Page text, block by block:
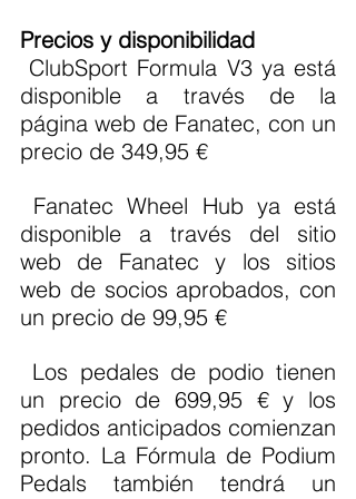
Precios y disponibilidad
disponible a través de la
página web de Fanatec, con un
precio de 349,95 €
disponible a través del sitio
web de Fanatec y los sitios
web de socios aprobados, con
un precio de 99,95 €
un precio de 699,95 € y los
pedidos anticipados comienzan
pronto. La Fórmula de Podium
Pedals también tendrá un